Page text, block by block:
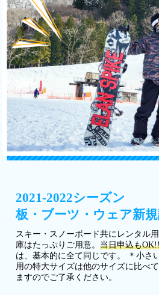
2021-2022シーズン
板・ブーツ・ウェア新
スキー・スノーボード共にレンタル
庫はたっぷりご用意。当日申込も
は、基本的に全て同じです。 ＊小さ
用の特大サイズは他のサイズに比べ
ますのでご了承ください。